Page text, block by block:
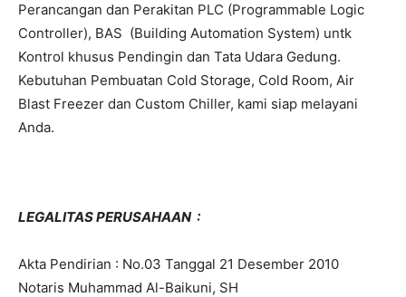
Perancangan dan Perakitan PLC (Programmable Logic
Controller), BAS (Building Automation System) untk
Kontrol khusus Pendingin dan Tata Udara Gedung.
Kebutuhan Pembuatan Cold Storage, Cold Room, Air
Blast Freezer dan Custom Chiller, kami siap melayani
Anda.
LEGALITAS PERUSAHAAN :
Akta Pendirian : No.03 Tanggal 21 Desember 2010
Notaris Muhammad Al-Baikuni, SH